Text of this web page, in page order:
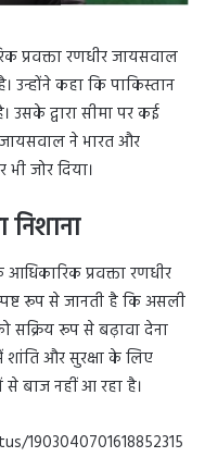
प्रवक्ता रणधीर जायसवाल
उन्होंने कहा कि पाकिस्तान
द्वारा सीमा पर कई
जायसवाल ने भारत और
जोर दिया।
निशाना
प्रवक्ता रणधीर
रूप से जानती है कि असली
सक्रिय रूप से बढ़ावा देना
शांति और सुरक्षा के लिए
बाज नहीं आ रहा है।
1903040701618852315